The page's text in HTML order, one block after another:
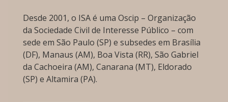
Desde 2001, o ISA é uma Oscip – Organização
da Sociedade Civil de Interesse Público – com
sede em São Paulo (SP) e subsedes em Brasília
(DF), Manaus (AM), Boa Vista (RR), São Gabriel
da Cachoeira (AM), Canarana (MT), Eldorado
(SP) e Altamira (PA).